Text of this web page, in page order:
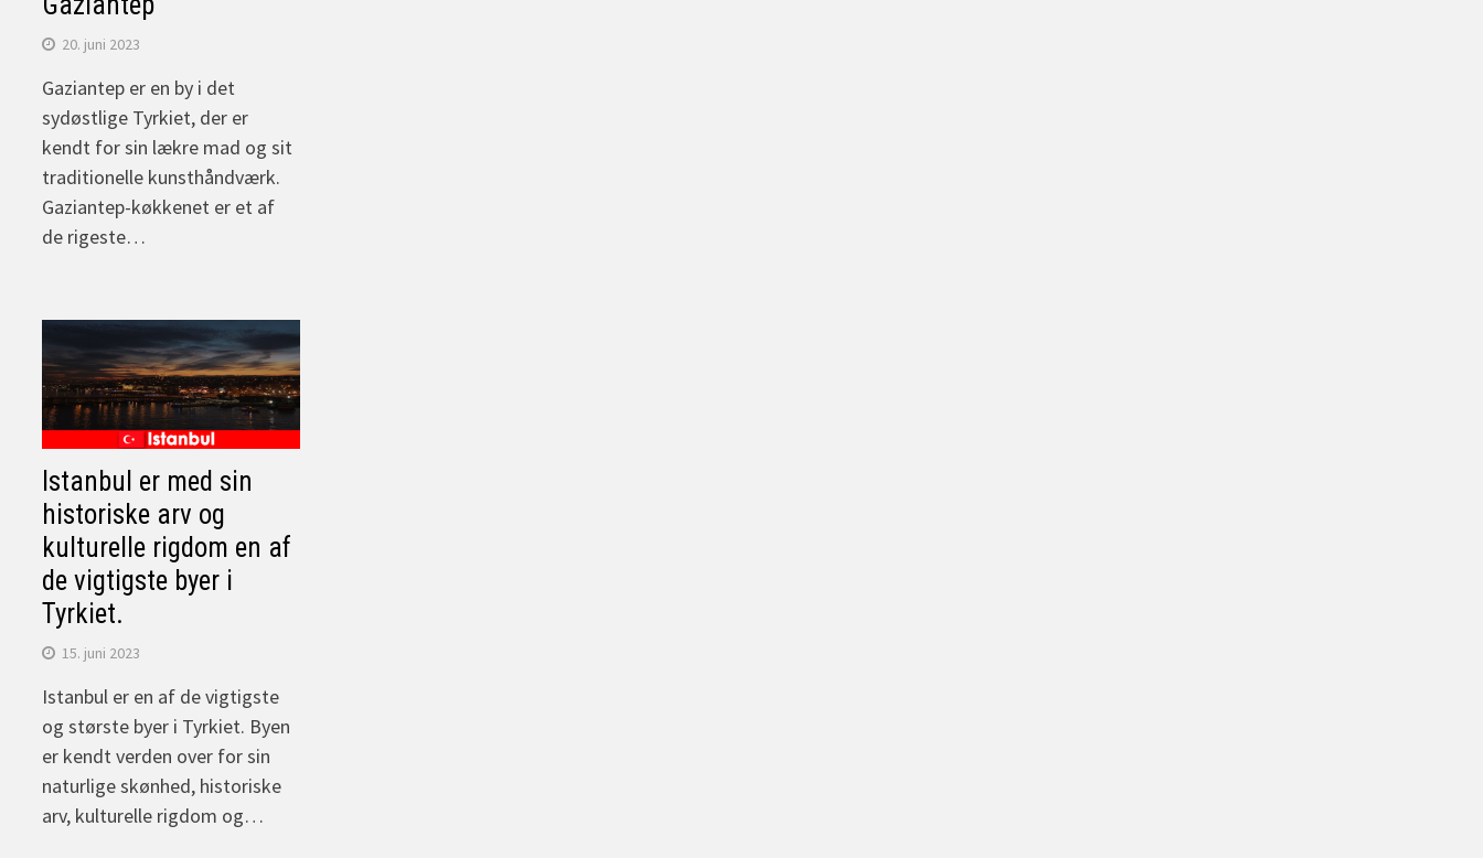
20. juni 2023
Gaziantep er en by i det
sydøstlige Tyrkiet, der er
kendt for sin lækre mad og sit
traditionelle kunsthåndværk.
Gaziantep-køkkenet er et af
de rigeste…
Istanbul er med sin
historiske arv og
kulturelle rigdom en af
de vigtigste byer i
Tyrkiet.
15. juni 2023
Istanbul er en af de vigtigste
og største byer i Tyrkiet. Byen
er kendt verden over for sin
naturlige skønhed, historiske
arv, kulturelle rigdom og…